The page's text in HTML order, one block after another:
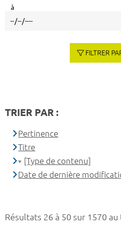
Résultats 26 à 50 sur 1570
à
FILTRER
TRIER PAR :
Pertinence
Titre
[Type de contenu]
Date de dernière